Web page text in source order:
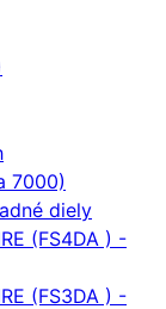
7000)
diely
(FS4DA ) -
(FS3DA ) -